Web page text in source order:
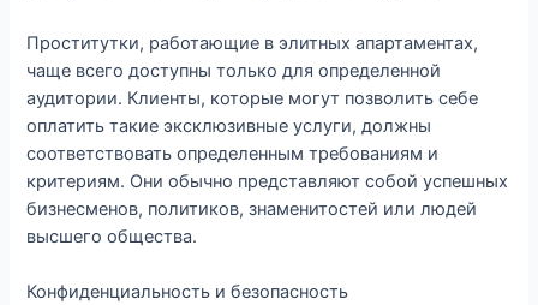
Проститутки, работающие в элитных апартаментах,
чаще всего доступны только для определенной
аудитории. Клиенты, которые могут позволить себе
оплатить такие эксклюзивные услуги, должны
соответствовать определенным требованиям и
критериям. Они обычно представляют собой успешных
бизнесменов, политиков, знаменитостей или людей
высшего общества.
Конфиденциальность и безопасность